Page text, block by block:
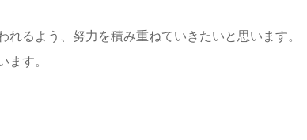
るよう、努力を積み重ねていきたいと思います。
ます。